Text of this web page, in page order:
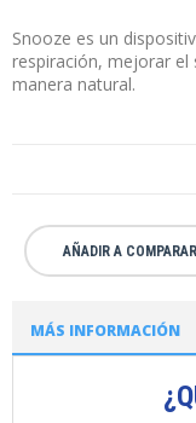
Snooze es un
respiración, mejorar el
manera natural.
AÑADIR A COMPARAR
MÁS INFORMACIÓN